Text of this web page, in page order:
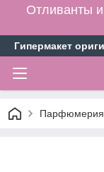
Отливанты и
Гипермакет
Парфюмерия